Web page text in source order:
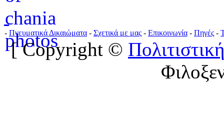
- Πνευματικά Δικαιώματα - Σχετικά με μας - Επικοινωνία - Πηγές -
[ Copyright ©